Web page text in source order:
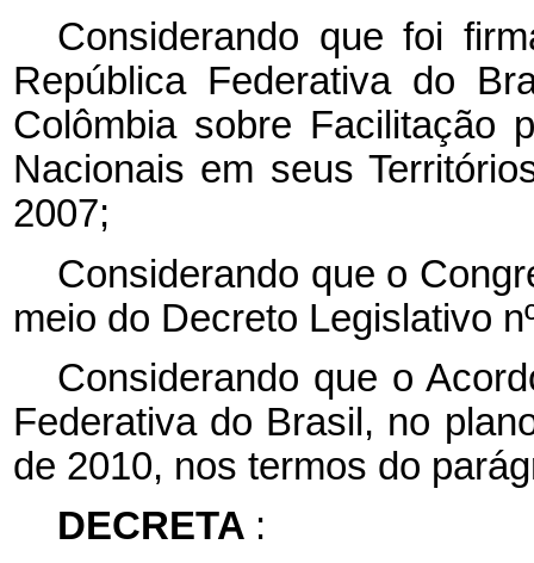
Considerando que foi
República Federativa do
Colômbia sobre Facilitação
Nacionais em seus
2007;
Considerando que o
meio do Decreto Legislativo
Considerando que o
Federativa do Brasil, no
de 2010, nos termos do
DECRETA :